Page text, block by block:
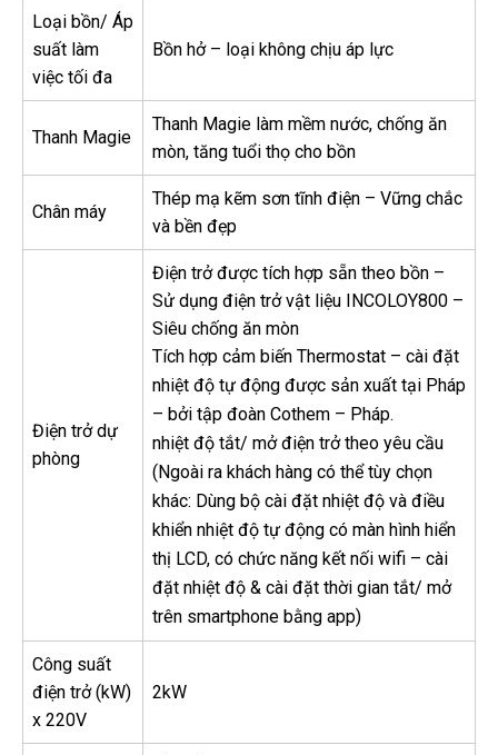
Loại bồn/ Áp
suất làm
việc tối đa
Bồn hở – loại không chịu áp lực
Thanh Magie
Thanh Magie làm mềm nước, chống ăn
mòn, tăng tuổi thọ cho bồn
Chân máy
Thép mạ kẽm sơn tĩnh điện – Vững chắc
và bền đẹp
Điện trở dự
phòng
Điện trở được tích hợp sẵn theo bồn –
Sử dụng điện trở vật liệu INCOLOY800 –
Siêu chống ăn mòn
Tích hợp cảm biến Thermostat – cài đặt
nhiệt độ tự động được sản xuất tại Pháp
– bởi tập đoàn Cothem – Pháp.
nhiệt độ tắt/ mở điện trở theo yêu cầu
(Ngoài ra khách hàng có thể tùy chọn
khác: Dùng bộ cài đặt nhiệt độ và điều
khiển nhiệt độ tự động có màn hình hiển
thị LCD, có chức năng kết nối wifi – cài
đặt nhiệt độ & cài đặt thời gian tắt/ mở
trên smartphone bằng app)
Công suất
điện trở (kW)
x 220V
2kW